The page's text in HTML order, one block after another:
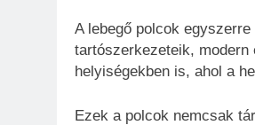
A lebegő polcok
tartószerkezeteik,
helyiségekben is, ahol a
Ezek a polcok nemcsak